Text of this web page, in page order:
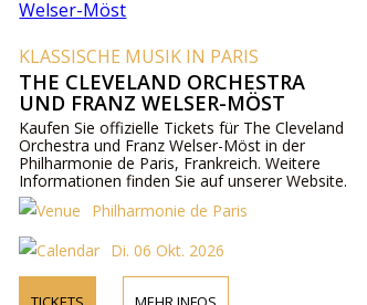
KLASSISCHE MUSIK IN PARIS
THE CLEVELAND ORCHESTRA
UND FRANZ WELSER-MÖST
Kaufen Sie offizielle Tickets für The Cleveland
Orchestra und Franz Welser-Möst in der
Philharmonie de Paris, Frankreich. Weitere
Informationen finden Sie auf unserer Website.
Philharmonie de Paris
Di. 06 Okt. 2026